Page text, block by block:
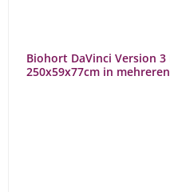
Biohort DaVinci Version
250x59x77cm in